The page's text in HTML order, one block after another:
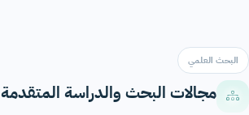
البحث العلمي
مجالات البحث والدراسة المتقدمة